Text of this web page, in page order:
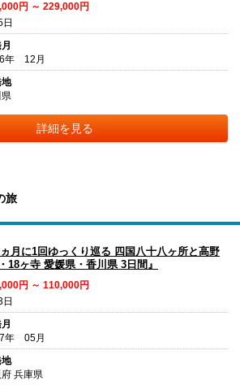
円 ～ 229,000円
年 12月
詳細を見る
旅
月に1回ゆっくり巡る 四国八十八ヶ所と高野
18ヶ寺 愛媛県・香川県 3日間』
円 ～ 110,000円
年 05月
兵庫県